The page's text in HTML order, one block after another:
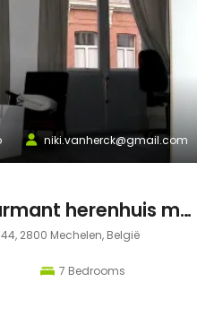
niki.vanherck@gmail.com
Kamer in charmant herenhuis met grote zonnige tuin
2800 Mechelen, België
7 Bedrooms